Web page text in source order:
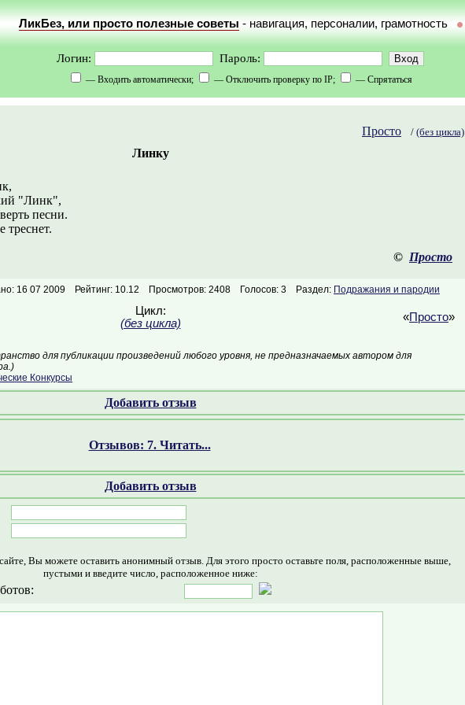
ЛикБез, или просто полезные советы - навигация, персоналии, грамотность
Логин: Пароль:
— Входить автоматически; — Отключить проверку по IP; — Спрятаться
Просто / (без цикла)
Линку
"Линк",
песни.
треснет.
© Просто
16 07 2009 Рейтинг: 10.12 Просмотров: 2408 Голосов: 3 Раздел: Подражания и пародии
Цикл:
(без цикла)
«Просто»
для публикации произведений любого уровня, не предназначаемых автором для
Конкурсы
Добавить отзыв
Отзывов: 7. Читать...
Добавить отзыв
Вы можете оставить анонимный отзыв. Для этого просто оставьте поля, расположенные выше,
пустыми и введите число, расположенное ниже: